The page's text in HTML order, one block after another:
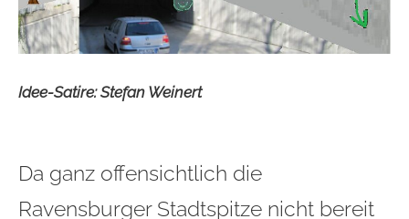
Idee-Satire: Stefan Weinert
Da ganz offensichtlich die
Ravensburger Stadtspitze nicht bereit